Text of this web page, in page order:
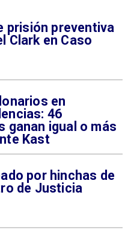
prisión preventiva
Clark en Caso
en
46
ganan igual o más
Kast
por hinchas de
de Justicia